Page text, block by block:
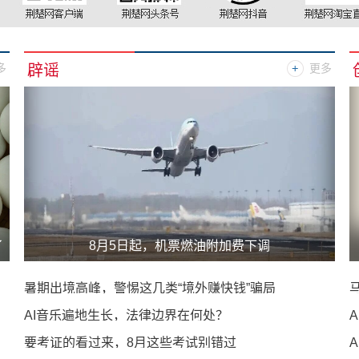
辟谣 更多
8月5日起，机票燃油附加费下调
暑期出境高峰，警惕这几类“境外赚快钱”骗局
AI音乐遍地生长，法律边界在何处？
要考证的看过来，8月这些考试别错过